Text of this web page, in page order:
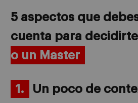
5 aspectos que
cuenta para
o un Master
1. Un poco de